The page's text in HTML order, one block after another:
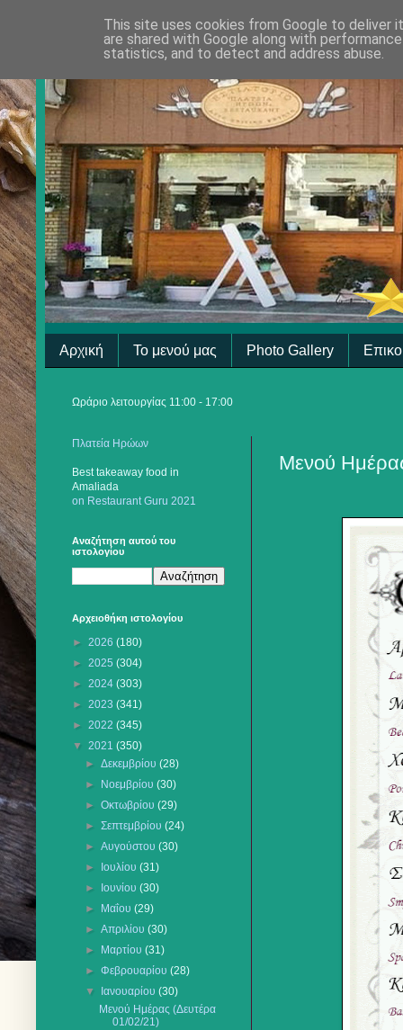
Αρχική Το μενού μας Photo Gallery
Ωράριο λειτουργίας 11:00 - 17:00
Μενού
Πλατεία Ηρώων
Best takeaway food in
Amaliada
on Restaurant Guru 2021
Αναζήτηση αυτού του
ιστολογίου
Αρχειοθήκη ιστολογίου
► 2026 (180)
► 2025 (304)
► 2024 (303)
► 2023 (341)
► 2022 (345)
▼ 2021 (350)
►Δεκεμβρίου(28)
►
Νοεμβρίου(30)
►Οκτωβρίου(29)
►Σεπτεμβρίου(24)
►Αυγούστου(30)
►
Ιουλίου(31)
►
Ιουνίου(30)
►
Μαΐου(29)
►Απριλίου(30)
►
Μαρτίου(31)
►Φεβρουαρίου(28)
▼
Ιανουαρίου(30)
Μενού Ημέρας (Δευτέρα
01/02/21)
This site uses cookies from Google to deliver
are shared with Google along with
statistics, and to detect and address abuse.